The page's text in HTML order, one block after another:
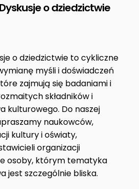
o dziedzictwie
o dziedzictwie to cykliczne
myśli i doświadczeń
zajmują się badaniami i
składników i
kulturowego. Do naszej
naukowców,
kultury i oświaty,
organizacji
osoby, którym tematyka
jest szczególnie bliska.